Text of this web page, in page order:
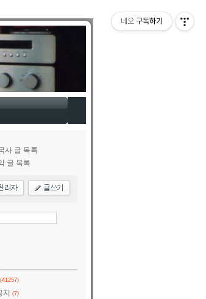
사 글 목록
글 목록
(41257)
지 (7)
네오 구독하기